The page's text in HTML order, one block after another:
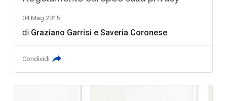
04 Mag 2015
di Graziano Garrisi eSaveria Coronese
Condividi